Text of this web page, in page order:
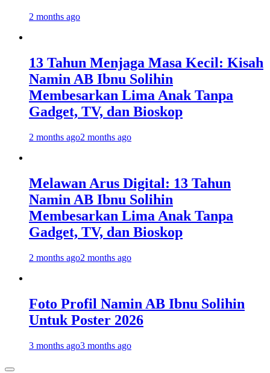
2 months ago
13 Tahun Menjaga Masa Kecil: Kisah
Namin AB Ibnu Solihin
Membesarkan Lima Anak Tanpa
Gadget, TV, dan Bioskop
2 months ago2 months ago
Melawan Arus Digital: 13 Tahun
Namin AB Ibnu Solihin
Membesarkan Lima Anak Tanpa
Gadget, TV, dan Bioskop
2 months ago2 months ago
Foto Profil Namin AB Ibnu Solihin
Untuk Poster 2026
3 months ago3 months ago